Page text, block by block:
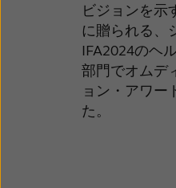
ビジョンを示
に贈られる、
IFA2024のヘ
部門でオムデ
ョン・アワー
た。